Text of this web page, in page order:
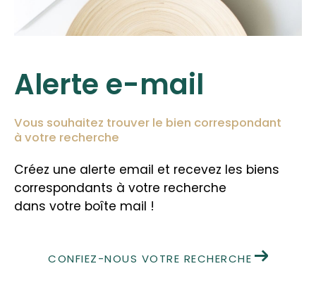
Alerte e-mail
Vous souhaitez trouver le bien correspondant
à votre recherche
Créez une alerte email et recevez les biens
correspondants à votre recherche
dans votre boîte mail !
CONFIEZ-NOUS VOTRE RECHERCHE